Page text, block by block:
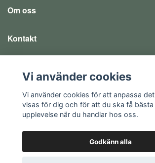
Om oss
Kontakt
Sociala medier
Vi använder cookies
Vi använder cookies för att anpassa
visas för dig och för att du ska få bästa
upplevelse när du handlar hos oss.
Godkänn alla